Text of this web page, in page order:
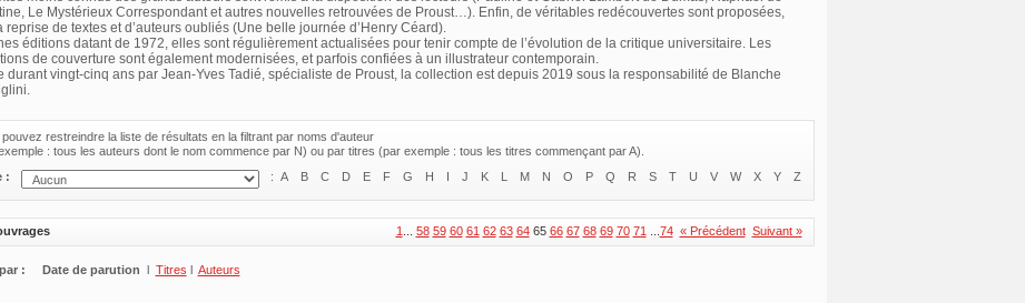
Le Mystérieux Correspondant et autres nouvelles retrouvées de Proust…). Enfin, de véritables redécouvertes sont proposées,
reprise de textes et d’auteurs oubliés (Une belle journée d’Henry Céard).
éditions datant de 1972, elles sont régulièrement actualisées pour tenir compte de l’évolution de la critique universitaire. Les
de couverture sont également modernisées, et parfois confiées à un illustrateur contemporain.
durant vingt-cinq ans par Jean-Yves Tadié, spécialiste de Proust, la collection est depuis 2019 sous la responsabilité de Blanche
pouvez restreindre la liste de résultats en la filtrant par noms d'auteur
: tous les auteurs dont le nom commence par N) ou par titres (par exemple : tous les titres commençant par A).
:
: A B C D E F G H I J K L M N O P Q R S T U V W X Y Z
1 58 59 60 61 62 63 64 65 66 67 68 69 70 71 74 « Précédent Suivant »
: Date de parution l Titres l Auteurs